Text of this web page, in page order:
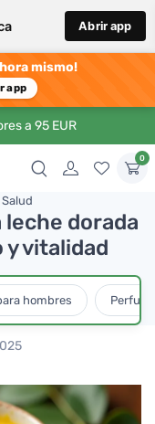
Abrir app
mismo!
app
a 95 EUR
0
Salud
leche dorada
y vitalidad
hombres